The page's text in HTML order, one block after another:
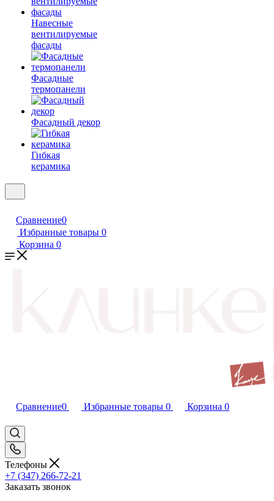
Навесные
вентилируемые
фасады
Фасадные
термопанели
Фасадный декор
Гибкая
керамика
Сравнение0
Избранные товары 0
Корзина 0
Сравнение0 Избранные товары 0 Корзина 0
Телефоны
+7 (347) 266-72-21
Заказать звонок